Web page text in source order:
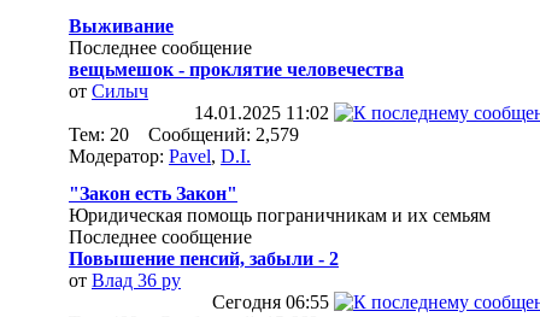
Выживание
Последнее сообщение
вещьмешок - проклятие человечества
от Силыч
14.01.2025 11:02
Тем: 20 Сообщений: 2,579
Модератор: Pavel, D.I.
"Закон есть Закон"
Юридическая помощь пограничникам и их семьям
Последнее сообщение
Повышение пенсий, забыли - 2
от Влад 36 ру
Сегодня 06:55